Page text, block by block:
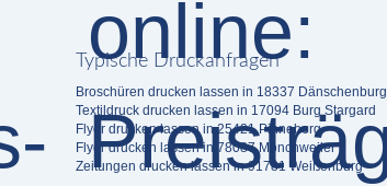
Typische Druckanfragen
Broschüren drucken lassen in 18337 Dänschenburg
Textildruck drucken lassen in 17094 Burg Stargard
Flyer drucken lassen in 25421 Pinneberg
Flyer drucken lassen in 78087 Mönchweiler
Zeitungen drucken lassen in 91781 Weißenburg